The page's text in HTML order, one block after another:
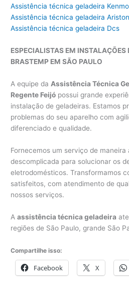
Assistência técnica geladeira
Assistência técnica geladeira Ariston
Assistência técnica geladeira Dcs
ESPECIALISTAS EM INSTALAÇÕES
BRASTEMP EM SÃO PAULO
A equipe da Assistência Técnica
Regente Feijó possui grande
instalação de geladeiras. Estamos
problemas do seu aparelho com
diferenciado e qualidade.
Fornecemos um serviço de maneira
descomplicada para solucionar os
eletrodomésticos. Transformamos
satisfeitos, com atendimento de
nossos serviços.
Aassistência técnica geladeira
regiões de São Paulo, grande São
Compartilhe isso:
Facebook X